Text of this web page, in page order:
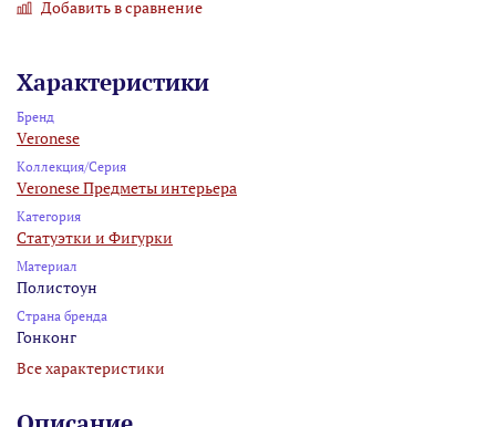
Добавить в сравнение
Характеристики
Бренд
Veronese
Коллекция/Серия
Veronese Предметы интерьера
Категория
Статуэтки и Фигурки
Материал
Полистоун
Страна бренда
Гонконг
Все характеристики